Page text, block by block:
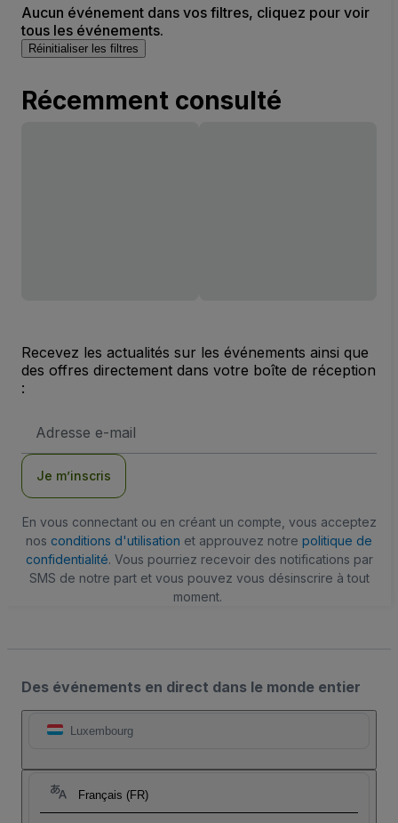
Aucun événement dans vos filtres, cliquez pour voir
tous les événements.
Réinitialiser les filtres
Récemment consulté
Recevez les actualités sur les événements ainsi que
des offres directement dans votre boîte de réception
:
e-
Je m’inscris
En vous connectant ou en créant un compte, vous acceptez
nos conditions d'utilisation et approuvez notre politique de
confidentialité. Vous pourriez recevoir des notifications par
SMS de notre part et vous pouvez vous désinscrire à tout
moment.
Des événements en direct dans le monde entier
Luxembourg
Français (FR)